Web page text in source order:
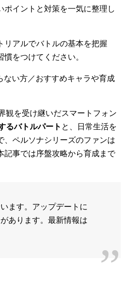
イントと対策を一気に整理し
リアルでバトルの基本を把握
をつけてください。
ない方／おすすめキャラや育成
観を受け継いだスマートフォン
るバトルパート と、日常生活を
、ペルソナシリーズのファンは
記事では序盤攻略から育成まで
ます。アップデートに
あります。最新情報は